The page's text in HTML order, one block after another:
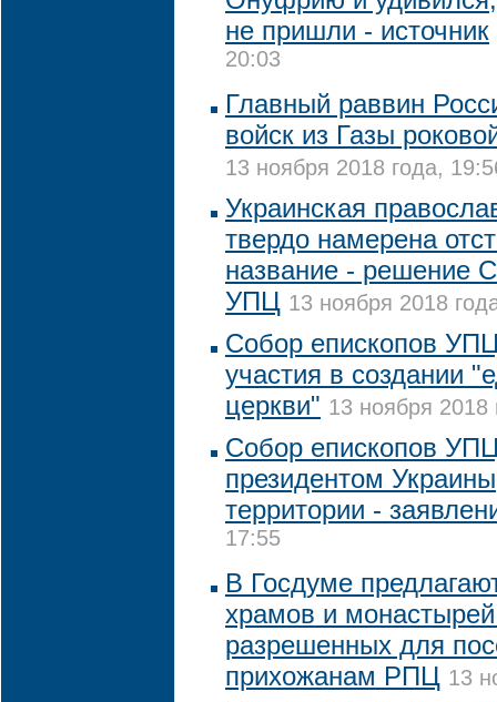
не пришли - источник
20:03
Главный раввин
войск из Газы
13 ноября 2018 года,
Украинская
твердо намерена
название - решение
УПЦ 13 ноября 2018
Собор епископов
участия в создании
церкви" 13 ноября 2018
Собор епископов УПЦ
президентом
территории -
17:55
В Госдуме
храмов и
разрешенных для
прихожанам РПЦ 13